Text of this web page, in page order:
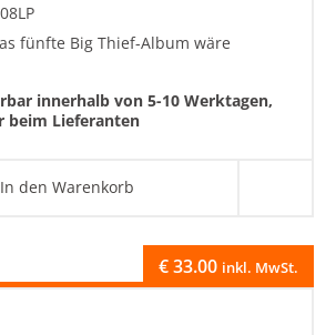
fünfte Big Thief-Album wäre
innerhalb von 5-10 Werktagen,
beim Lieferanten
In den Warenkorb
€33.00 inkl. MwSt.